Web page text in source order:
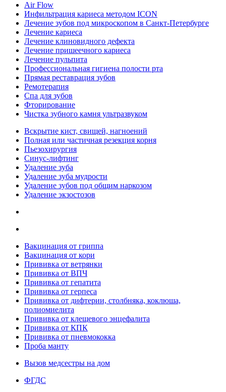
Air Flow
Инфильтрация кариеса методом ICON
Лечение зубов под микроскопом в Санкт-Петербурге
Лечение кариеса
Лечение клиновидного дефекта
Лечение пришеечного кариеса
Лечение пульпита
Профессиональная гигиена полости рта
Прямая реставрация зубов
Ремотерапия
Спа для зубов
Фторирование
Чистка зубного камня ультразвуком
Вскрытие кист, свищей, нагноений
Полная или частичная резекция корня
Пьезохирургия
Синус-лифтинг
Удаление зуба
Удаление зуба мудрости
Удаление зубов под общим наркозом
Удаление экзостозов
Вакцинация от гриппа
Вакцинация от кори
Прививка от ветрянки
Прививка от ВПЧ
Прививка от гепатита
Прививка от герпеса
Прививка от дифтерии, столбняка, коклюша,
полиомиелита
Прививка от клещевого энцефалита
Прививка от КПК
Прививка от пневмококка
Проба манту
Вызов медсестры на дом
ФГДС